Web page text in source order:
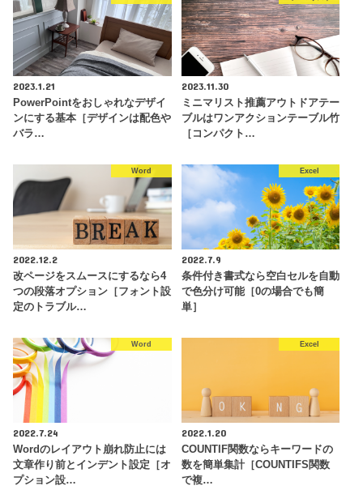
2023.1.21
PowerPointをおしゃれなデザイ
ンにする基本［デザインは配色や
バラ…
2023.11.30
ミニマリスト推薦アウトドアテー
ブルはワンアクションテーブル竹
［コンパクト…
Word
2022.12.2
改ページをスムースにするなら4
つの段落オプション［フォント設
定のトラブル…
Excel
2022.7.9
条件付き書式なら空白セルを自動
で色分け可能［0の場合でも簡
単］
Word
2022.7.24
Wordのレイアウト崩れ防止には
文章作り前とインデント設定［オ
プション設…
Excel
2022.1.20
COUNTIF関数ならキーワードの
数を簡単集計［COUNTIFS関数
で複…